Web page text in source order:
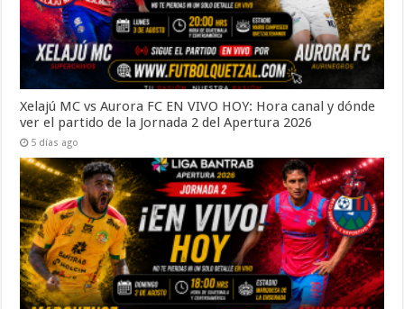
Xelajú MC vs Aurora FC EN VIVO HOY: Hora canal y dónde
ver el partido de la Jornada 2 del Apertura 2026
5 días ago